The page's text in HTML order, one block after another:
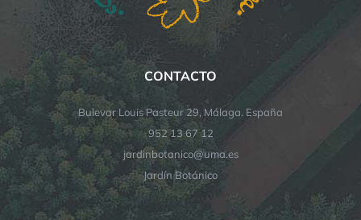
CONTACTO
Bulevar Louis Pasteur 29, Málaga. España
952 13 67 12
jardinbotanico@uma.es
Jardín Botánico